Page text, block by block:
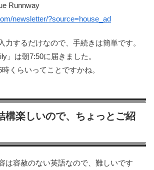
Runnway
newsletter/?source=house_ad
力するだけなので、手続きは簡単です。
」は朝7:50に届きました。
くらいってことですかね。
構楽しいので、ちょっとご紹
は容赦のない英語なので、難しいです